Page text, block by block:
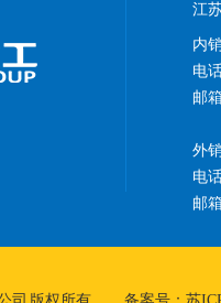
江
内
电
邮
外
电
邮